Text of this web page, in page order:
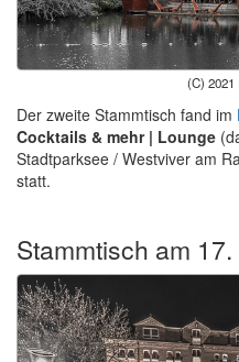
(C) 2021
Der zweite Stammtisch fand im
Cocktails & mehr | Lounge
Stadtparksee / Westviver am
statt.
Stammtisch am